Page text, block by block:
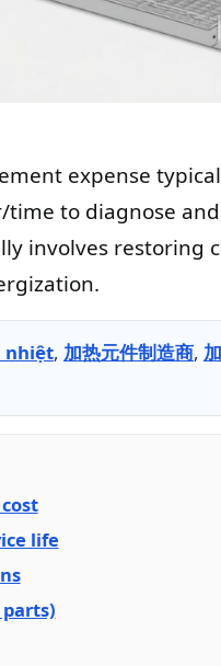
expense
to diagnose
involves restoring
nhiệt, 加热元件制造商,
life